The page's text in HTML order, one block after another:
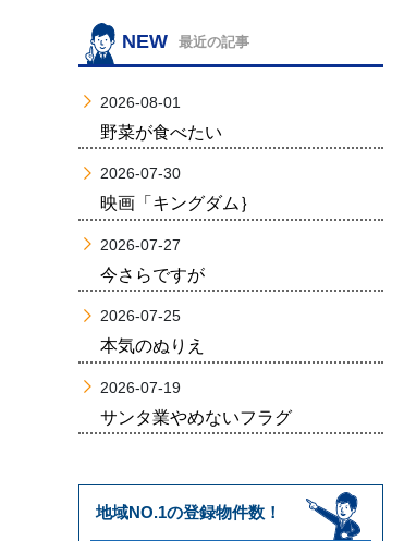
NEW 最近の記事
2026-08-01
野菜が食べたい
2026-07-30
映画「キングダム｝
2026-07-27
今さらですが
2026-07-25
本気のぬりえ
2026-07-19
サンタ業やめないフラグ
地域NO.1の登録物件数！